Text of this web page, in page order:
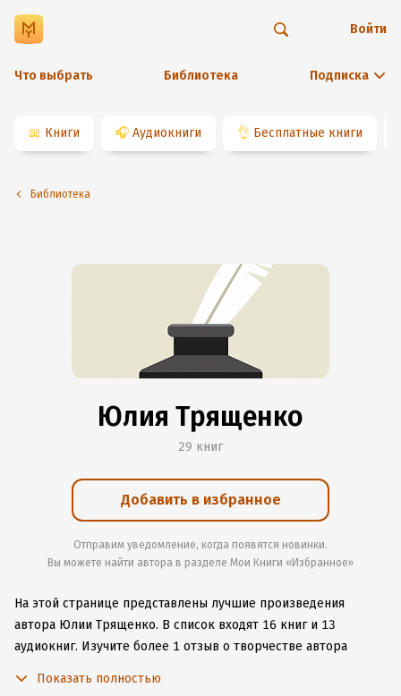
Что выбрать Библиотека Подписка
Войти
📖 Книги 🎧 Аудиокниги 👌 Бесплатные книги
Библиотека
Юлия Трященко
29 книг
Добавить в избранное
Отправим уведомление, когда появятся новинки.
Вы можете найти автора в разделе Мои Книги «Избранное»
На этой странице представлены лучшие произведения
автора Юлии Трященко. В список входят 16 книг и 13
аудиокниг. Изучите более 1 отзыв о творчестве автора
Показать полностью